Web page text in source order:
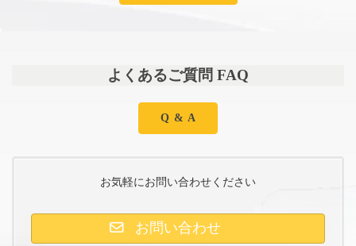
よくあるご質問 FAQ
Q & A
お気軽にお問い合わせください
お問い合わせ